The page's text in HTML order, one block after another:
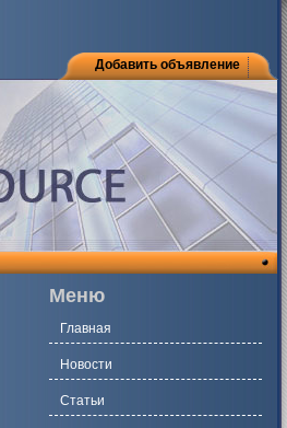
Добавить объявление
Меню
Главная
Новости
Статьи